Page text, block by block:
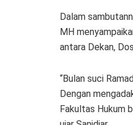
Dalam
MH
antara Dekan,
“Bulan suci
Dengan
Fakultas Hukum